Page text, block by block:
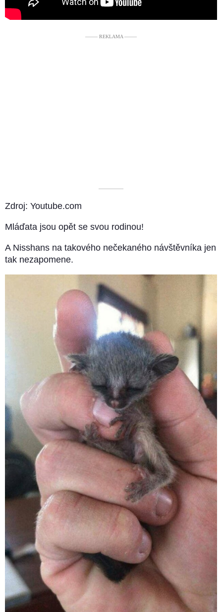
––––– REKLAMA –––––
––––––––––
Zdroj: Youtube.com
Mláďata jsou opět se svou rodinou!
A Nisshans na takového nečekaného návštěvníka jen
tak nezapomene.